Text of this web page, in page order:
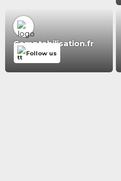
Comptabilisation.fr
Follow us